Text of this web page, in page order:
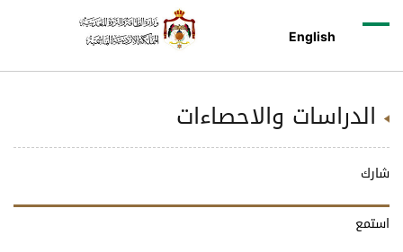
English
الدراسات والاحصاءات
شارك
استمع